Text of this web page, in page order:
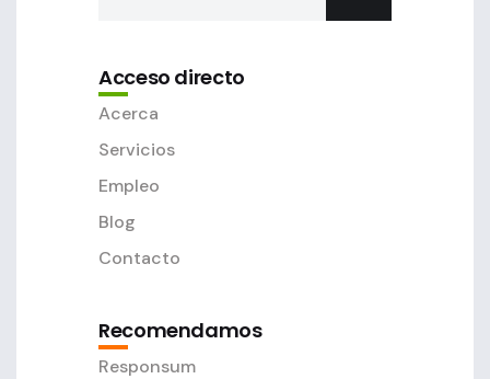
Acceso directo
Acerca
Servicios
Empleo
Blog
Contacto
Recomendamos
Responsum